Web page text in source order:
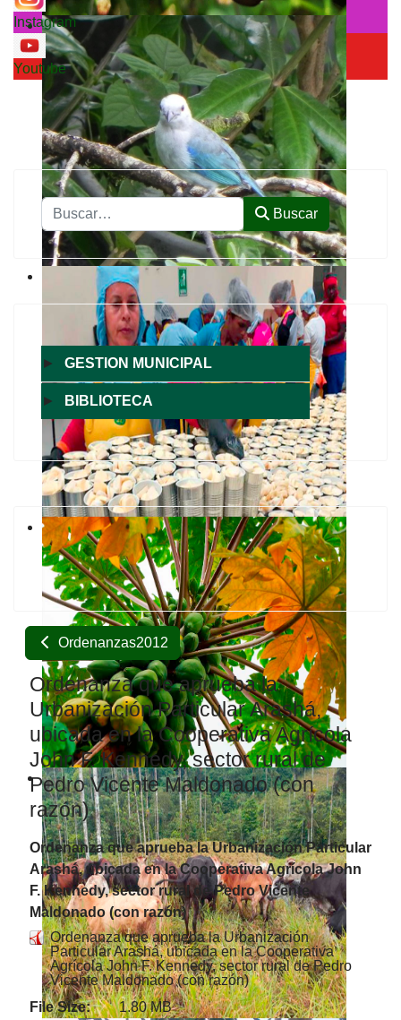
Instagram
Youtube
Buscar Buscar
► GESTION MUNICIPAL
► BIBLIOTECA
Ordenanzas2012
Ordenanza que aprueba la
Urbanización Particular Arashá,
ubicada en la Cooperativa Agrícola
John F. Kennedy, sector rural de
Pedro Vicente Maldonado (con
razón)
Ordenanza que aprueba la Urbanización Particular
Arashá, ubicada en la Cooperativa Agrícola John
F. Kennedy, sector rural de Pedro Vicente
Maldonado (con razón)
Ordenanza que aprueba la Urbanización
Particular Arashá, ubicada en la Cooperativa
Agrícola John F. Kennedy, sector rural de Pedro
Vicente Maldonado (con razón)
File Size:
1.80 MB